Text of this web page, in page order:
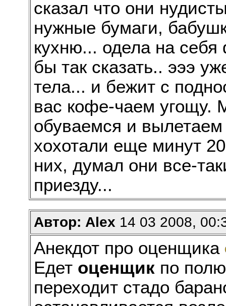
сказал что они
нужные бумаги,
кухню... одела на себя
бы так сказать.. эээ
тела... и бежит с
вас кофе-чаем
обуваемся и
хохотали еще минут
них, думал они все-
приезду...
Автор: Alex 14 03 2008,
Анекдот про оценщика
Едет оценщикпо
переходит стадо